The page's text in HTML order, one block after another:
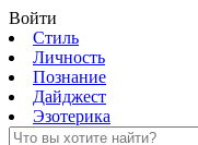
Войти
Стиль
Личность
Познание
Дайджест
Эзотерика